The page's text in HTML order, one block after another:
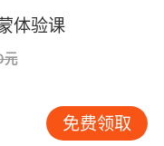
标准、地道，接
，这对于希望学
个重要优势。他
生模仿并形成良好
体验课
元
免费领取